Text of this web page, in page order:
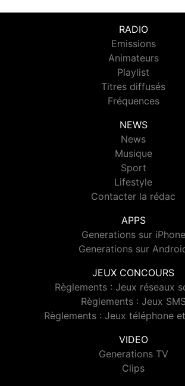
RADIO
Emissions
Animateurs
Playlist
Titres diffusés
Fréquences
NEWS
News
Musique
Sport
Lifestyle
Contacter la rédac
APPS
Generations sur iPhone
Generations sur
JEUX CONCOURS
Règlements : Jeux réseaux
Règlements : Jeux
Règlements : Jeux téléphone
VIDEO
Generations TV
Clips